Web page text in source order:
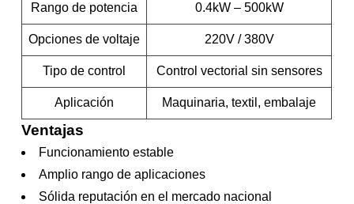
Rango de potencia 0.4kW – 500kW
Opciones de voltaje 220V / 380V
Tipo de control Control vectorial sin sensores
Aplicación Maquinaria, textil, embalaje
Ventajas
Funcionamiento estable
Amplio rango de aplicaciones
Sólida reputación en el mercado nacional